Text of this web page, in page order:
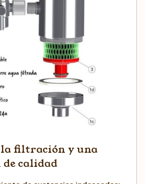
la filtración y una
calidad